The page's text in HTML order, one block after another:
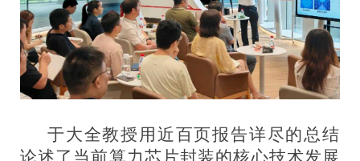
于大全教授用近百页报告详尽的总结
论述了当前算力芯片封装的核心技术发展